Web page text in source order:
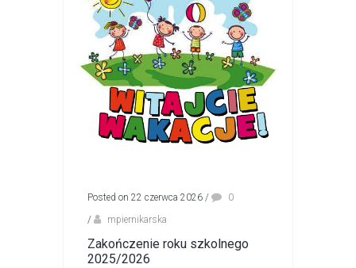
Posted on 22 czerwca 2026 /
0
/
mpiernikarska
Zakończenie roku szkolnego
2025/2026